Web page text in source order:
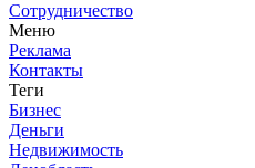
Сотрудничество
Меню
Реклама
Контакты
Теги
Бизнес
Деньги
Недвижимость